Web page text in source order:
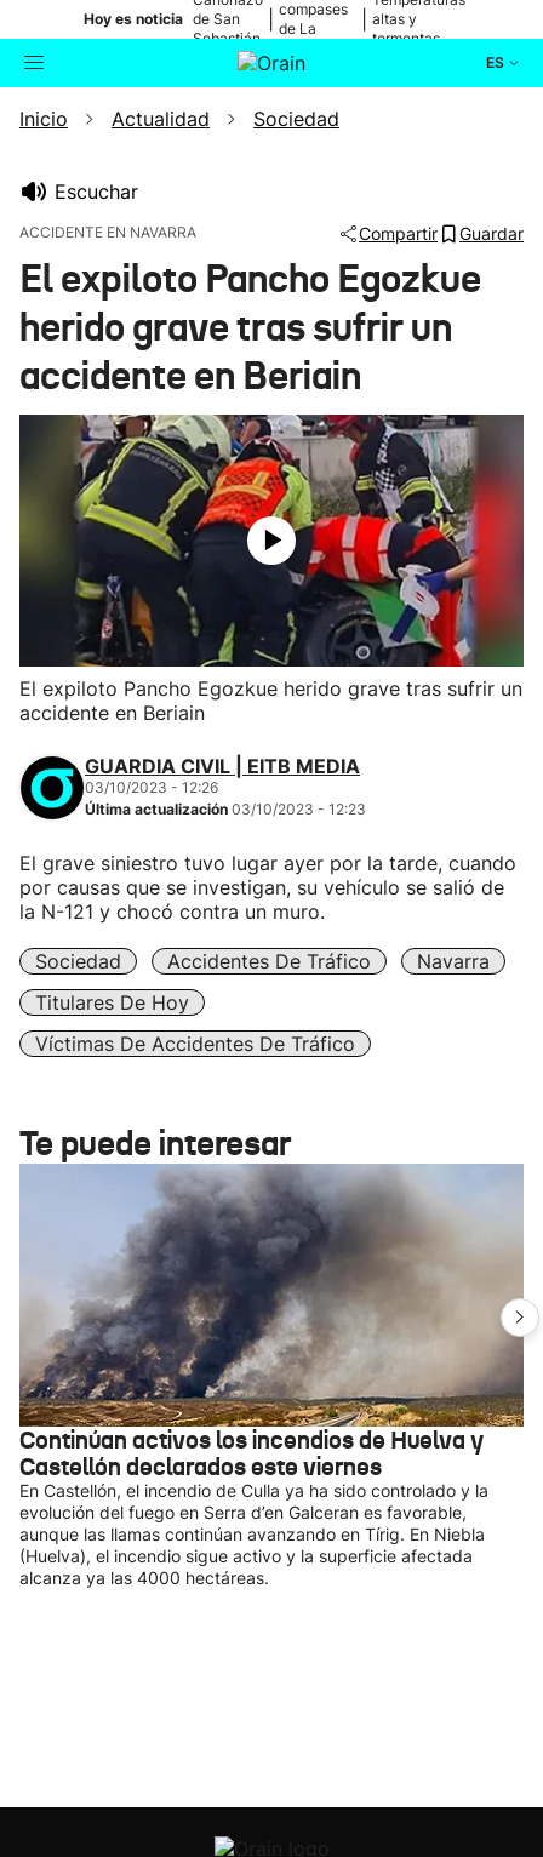
Hoy es noticia de San
Sebastián
compases
de La
altas y
tormentas
ES
Buscador Actualidad
Ikusmiran
Eguraldia
Inicio Actualidad Sociedad
Escuchar
ACCIDENTE EN NAVARRA Compartir Guardar
El expiloto Pancho Egozkue
herido grave tras sufrir un
accidente en Beriain
El expiloto Pancho Egozkue herido grave tras sufrir un
accidente en Beriain
GUARDIA CIVIL | EITB MEDIA
03/10/2023 - 12:26
Última actualización 03/10/2023 - 12:23
El grave siniestro tuvo lugar ayer por la tarde, cuando
por causas que se investigan, su vehículo se salió de
la N-121 y chocó contra un muro.
Sociedad Accidentes De Tráfico
Navarra
Titulares De Hoy
Víctimas De Accidentes De Tráfico
Te puede interesar
Continúan activos los incendios de Huelva y
Castellón declarados este viernes
En Castellón, el incendio de Culla ya ha sido controlado y la
evolución del fuego en Serra d’en Galceran es favorable,
aunque las llamas continúan avanzando en Tírig. En Niebla
(Huelva), el incendio sigue activo y la superficie afectada
alcanza ya las 4000 hectáreas.